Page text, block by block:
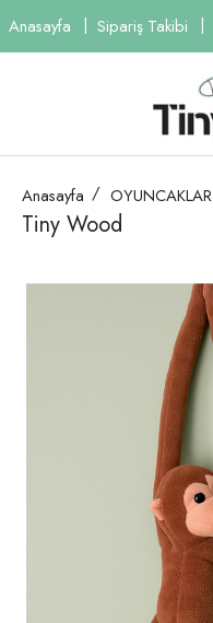
Anasayfa Sipariş Takibi
Anasayfa OYUNCAKLAR
Tiny Wood